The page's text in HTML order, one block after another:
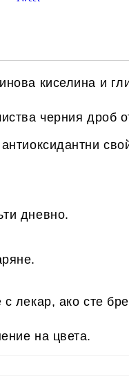
киселина и
черния дроб
дневно.
с лекар, ако сте
на цвета.